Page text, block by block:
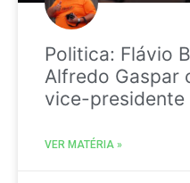
Politica: Flávio
Alfredo Gaspar
vice-presidente
VER MATÉRIA »